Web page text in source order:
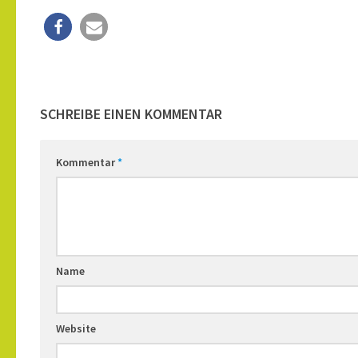
SCHREIBE EINEN KOMMENTAR
Kommentar*
Name
Website